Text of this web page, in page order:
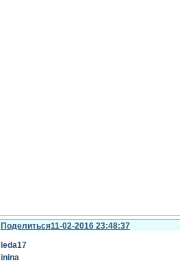
Поделиться11-02-2016 23:48:37
leda17
inina